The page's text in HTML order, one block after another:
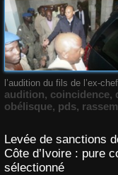
l’audition du fils de l’ex-chef
audition, coincidence,
obélisque, pds,
Levée de sanctions
Côte d’Ivoire : pure
sélectionné